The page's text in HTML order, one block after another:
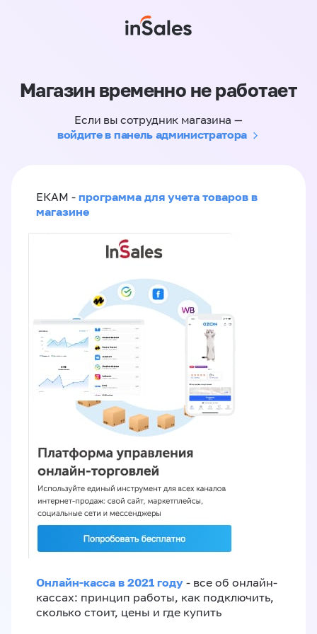
Магазин временно не работает
Если вы сотрудник магазина —
войдите в панель администратора
ЕКАМ - программа для учета товаров в
магазине
Онлайн-касса в 2021 году - все об онлайн-
кассах: принцип работы, как подключить,
сколько стоит, цены и где купить